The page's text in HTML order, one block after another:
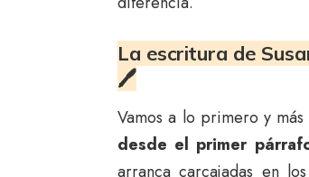
La escritura de
🖊️
Vamos a lo primero y
desde el primer
arranca carcajadas en